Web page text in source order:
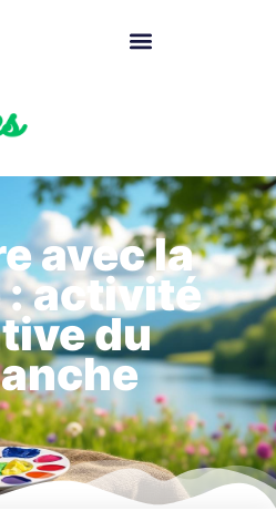
avec la
activité
du